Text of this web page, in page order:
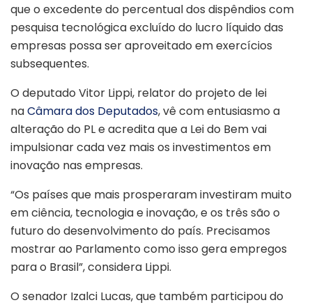
que o excedente do percentual dos dispêndios com
pesquisa tecnológica excluído do lucro líquido das
empresas possa ser aproveitado em exercícios
subsequentes.
O deputado Vitor Lippi, relator do projeto de lei
naCâmara dos Deputados, vê com entusiasmo a
alteração do PL e acredita que a Lei do Bem vai
impulsionar cada vez mais os investimentos em
inovação nas empresas.
“Os países que mais prosperaram investiram muito
em ciência, tecnologia e inovação, e os três são o
futuro do desenvolvimento do país. Precisamos
mostrar ao Parlamento como isso gera empregos
para o Brasil”, considera Lippi.
O senador Izalci Lucas, que também participou do